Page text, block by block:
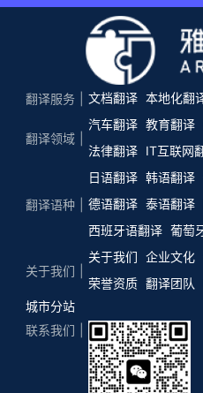
翻译服务 文档翻译 本地化翻
翻译领域
汽车翻译 教育翻译
法律翻译
IT互联网
翻译语种
日语翻译 韩语翻译
德语翻译 泰语翻译
西班牙语翻译 葡萄
关于我们
关于我们 企业文化
荣誉资质 翻译团队
城市分站
联系我们